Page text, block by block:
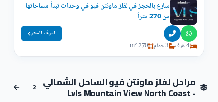
سارع بالحجز في لفلز ماونتن فيو في وحدات تبدأ مساحاتها
من 270 متراً
4 غرف 3 حمام 270 m²
اعرف السعر
مراحل لفلز ماونتن فيو الساحل الشمالي
- Lvls Mountain View North Coast
2